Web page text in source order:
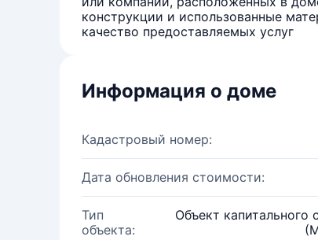
конструкции и использованные
качество предоставляемых услуг
Информация о доме
Кадастровый номер:
Дата обновления стоимости:
Тип
объекта:
Объект капитального